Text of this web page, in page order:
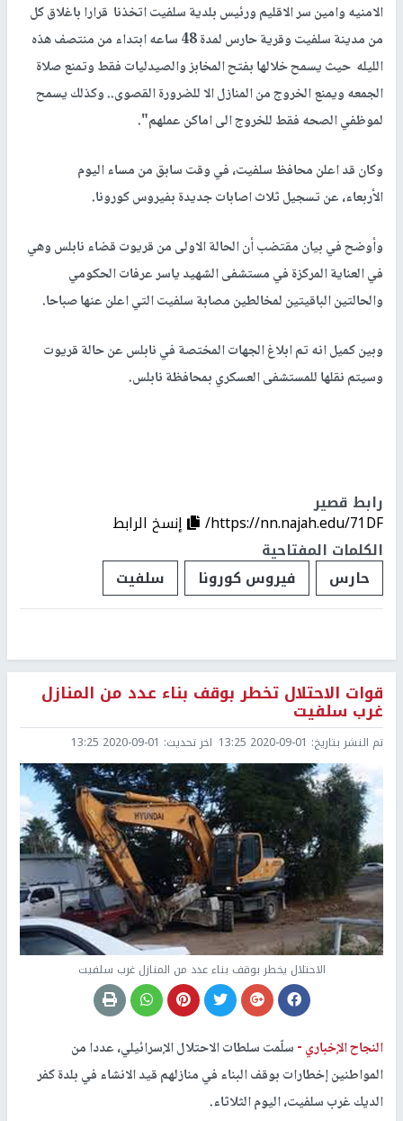
الامنيه وامين سر الاقليم ورئيس بلدية سلفيت اتخذنا قرارا باغلاق كل
من مدينة سلفيت وقرية حارس لمدة 48 ساعه ابتداء من منتصف هذه
الليله حيث يسمح خلالها بفتح المخابز والصيدليات فقط وتمنع صلاة
الجمعه ويمنع الخروج من المنازل الا للضرورة القصوى.. وكذلك يسمح
لموظفي الصحه فقط للخروج الى اماكن عملهم".
وكان قد اعلن محافظ سلفيت، في وقت سابق من مساء اليوم
الأربعاء، عن تسجيل ثلاث اصابات جديدة بفيروس كورونا.
وأوضح في بيان مقتضب أن الحالة الاولى من قريوت قضاء نابلس وهي
في العناية المركزة في مستشفى الشهيد ياسر عرفات الحكومي
والحالتين الباقيتين لمخالطين مصابة سلفيت التي اعلن عنها صباحا.
وبين كميل انه تم ابلاغ الجهات المختصة في نابلس عن حالة قريوت
وسيتم نقلها للمستشفى العسكري بمحافظة نابلس.
رابط قصير
https://nn.najah.edu/71DF/
إنسخ الرابط
الكلمات المفتاحية
حارس
فيروس كورونا سلفيت
قوات الاحتلال تخطر بوقف بناء عدد من المنازل
غرب سلفيت
تم النشر بتاريخ: 2020-09-01 13:25 اخر تحديث: 2020-09-01 13:25
الاحتلال يخطر بوقف بناء عدد من المنازل غرب سلفيت
النجاح الإخباري -سلّمت سلطات الاحتلال الإسرائيلي، عددا من
المواطنين إخطارات بوقف البناء في منازلهم قيد الانشاء في بلدة كفر
الديك غرب سلفيت، اليوم الثلاثاء.